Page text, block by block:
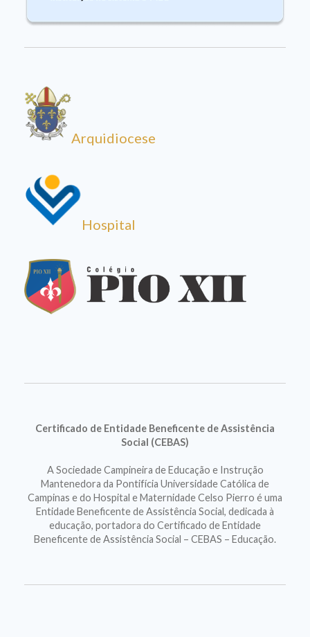
Arquidiocese
Hospital
Certificado de Entidade Beneficente de Assistência
Social (CEBAS)
A Sociedade Campineira de Educação e Instrução
Mantenedora da Pontifícia Universidade Católica de
Campinas e do Hospital e Maternidade Celso Pierro é uma
Entidade Beneficente de Assistência Social, dedicada à
educação, portadora do Certificado de Entidade
Beneficente de Assistência Social – CEBAS – Educação.